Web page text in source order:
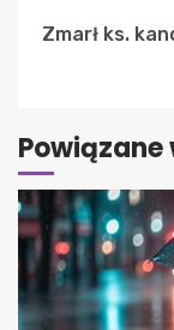
Zmarł ks.
Powiązane